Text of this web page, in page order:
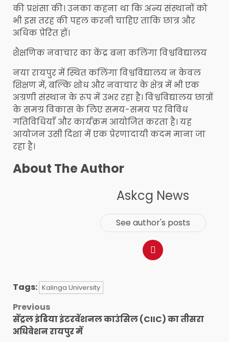
की प्रशंसा की। उनका कहना था कि अन्य संस्थानों को
भी इस तरह की पहल करनी चाहिए ताकि छात्र और
अधिक प्रेरित हों।
शैक्षणिक नवाचार का केंद्र बना कलिंगा विश्वविद्यालय
नया रायपुर में स्थित कलिंगा विश्वविद्यालय न केवल
शिक्षण में, बल्कि शोध और नवाचार के क्षेत्र में भी एक
अग्रणी संस्थान के रूप में उभर रहा है। विश्वविद्यालय छात्रों
के समग्र विकास के लिए समय-समय पर विविध
गतिविधियाँ और कार्यक्रम आयोजित करता है। यह
आयोजन उसी दिशा में एक प्रेरणादायी कदम माना जा
रहा है।
About The Author
Askcg News
See author's posts
Tags: Kalinga University
Post
navigation
Previous
सेंट्रल इंडिया इंटरवेंशनल काउंसिल (CIIC) का तीसरा
अधिवेशन रायपुर में